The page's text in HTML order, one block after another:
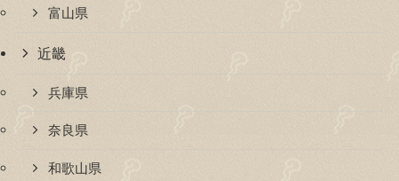
富山県
近畿
兵庫県
奈良県
和歌山県